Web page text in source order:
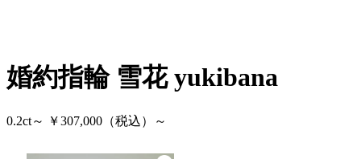
婚約指輪雪花 yukibana
0.2ct～ ￥307,000（税込）～